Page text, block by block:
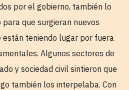
por el gobierno, también lo
que surgieran nuevos
están teniendo lugar por fuera
Algunos sectores de
y sociedad civil sintieron que
también los interpelaba. Con